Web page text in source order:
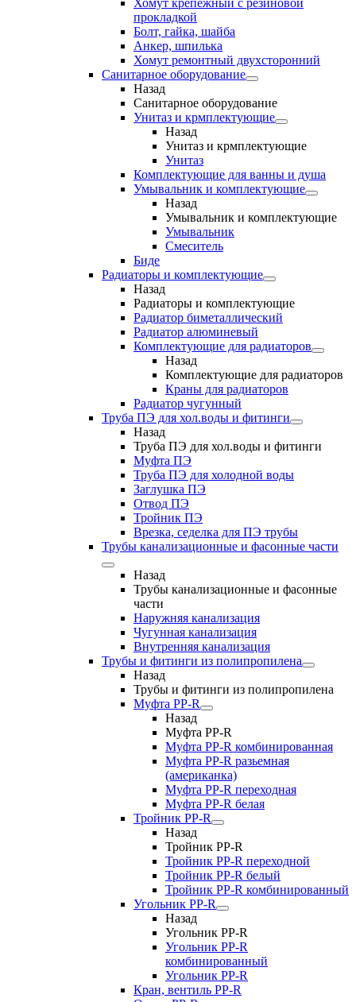
Хомут крепежный с резиновой
прокладкой
Болт, гайка, шайба
Анкер, шпилька
Хомут ремонтный двухсторонний
Санитарное оборудование
Назад
Санитарное оборудование
Унитаз и крмплектующие
Назад
Унитаз и крмплектующие
Унитаз
Комплектующие для ванны и душа
Умывальник и комплектующие
Назад
Умывальник и комплектующие
Умывальник
Смеситель
Биде
Радиаторы и комплектующие
Назад
Радиаторы и комплектующие
Радиатор биметаллический
Радиатор алюминевый
Комплектующие для радиаторов
Назад
Комплектующие для радиаторов
Краны для радиаторов
Радиатор чугунный
Труба ПЭ для хол.воды и фитинги
Назад
Труба ПЭ для хол.воды и фитинги
Муфта ПЭ
Труба ПЭ для холодной воды
Заглушка ПЭ
Отвод ПЭ
Тройник ПЭ
Врезка, седелка для ПЭ трубы
Трубы канализационные и фасонные части
Назад
Трубы канализационные и фасонные
части
Наружняя канализация
Чугунная канализация
Внутренняя канализация
Трубы и фитинги из полипропилена
Назад
Трубы и фитинги из полипропилена
Муфта PP-R
Назад
Муфта PP-R
Муфта РР-R комбинированная
Муфта РР-R разьемная
(американка)
Муфта РР-R переходная
Муфта РР-R белая
Тройник PP-R
Назад
Тройник PP-R
Тройник РР-R переходной
Тройник РР-R белый
Тройник РР-R комбинированный
Угольник PP-R
Назад
Угольник PP-R
Угольник РР-R
комбинированный
Угольник РР-R
Кран, вентиль PP-R